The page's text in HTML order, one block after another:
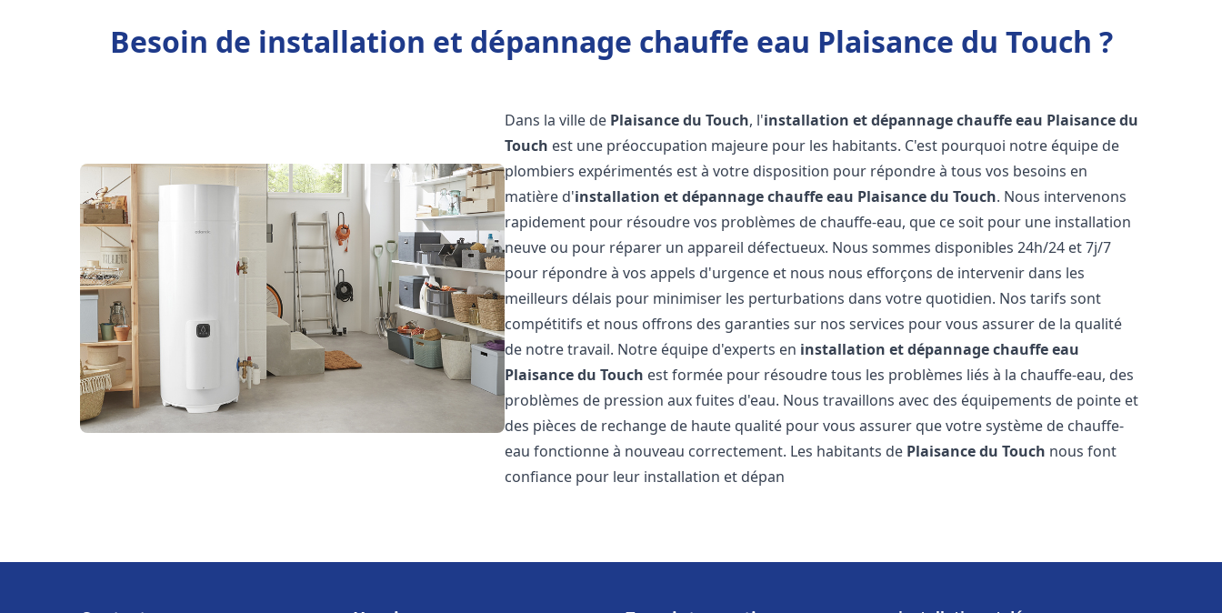
Besoin de installation et dépannage chauffe eau Plaisance du Touch ?
Dans la ville de Plaisance du Touch, l'installation et dépannage chauffe eau Plaisance du
Touch est une préoccupation majeure pour les habitants. C'est pourquoi notre équipe de
plombiers expérimentés est à votre disposition pour répondre à tous vos besoins en
matière d'installation et dépannage chauffe eau Plaisance du Touch. Nous intervenons
rapidement pour résoudre vos problèmes de chauffe-eau, que ce soit pour une installation
neuve ou pour réparer un appareil défectueux. Nous sommes disponibles 24h/24 et 7j/7
pour répondre à vos appels d'urgence et nous nous efforçons de intervenir dans les
meilleurs délais pour minimiser les perturbations dans votre quotidien. Nos tarifs sont
compétitifs et nous offrons des garanties sur nos services pour vous assurer de la qualité
de notre travail. Notre équipe d'experts en installation et dépannage chauffe eau
Plaisance du Touch est formée pour résoudre tous les problèmes liés à la chauffe-eau, des
problèmes de pression aux fuites d'eau. Nous travaillons avec des équipements de pointe et
des pièces de rechange de haute qualité pour vous assurer que votre système de chauffe-
eau fonctionne à nouveau correctement. Les habitants de Plaisance du Touch nous font
confiance pour leur installation et dépan